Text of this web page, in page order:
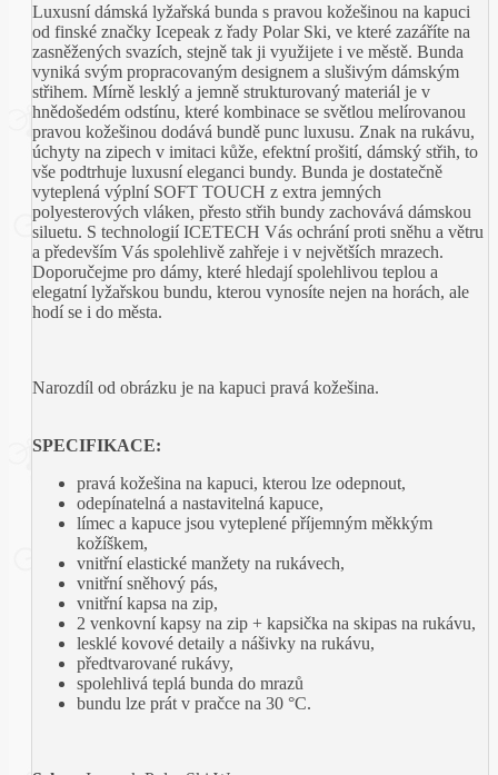
Luxusní dámská lyžařská bunda s pravou kožešinou na kapuci
od finské značky Icepeak z řady Polar Ski, ve které zazáříte na
zasněžených svazích, stejně tak ji využijete i ve městě. Bunda
vyniká svým propracovaným designem a slušivým dámským
střihem. Mírně lesklý a jemně strukturovaný materiál je v
hnědošedém odstínu, které kombinace se světlou melírovanou
pravou kožešinou dodává bundě punc luxusu. Znak na rukávu,
úchyty na zipech v imitaci kůže, efektní prošití, dámský střih, to
vše podtrhuje luxusní eleganci bundy. Bunda je dostatečně
vyteplená výplní SOFT TOUCH z extra jemných
polyesterových vláken, přesto střih bundy zachovává dámskou
siluetu. S technologií ICETECH Vás ochrání proti sněhu a větru
a především Vás spolehlivě zahřeje i v největších mrazech.
Doporučejme pro dámy, které hledají spolehlivou teplou a
elegatní lyžařskou bundu, kterou vynosíte nejen na horách, ale
hodí se i do města.
Narozdíl od obrázku je na kapuci pravá kožešina.
SPECIFIKACE:
pravá kožešina na kapuci, kterou lze odepnout,
odepínatelná a nastavitelná kapuce,
límec a kapuce jsou vyteplené příjemným měkkým
kožíškem,
vnitřní elastické manžety na rukávech,
vnitřní sněhový pás,
vnitřní kapsa na zip,
2 venkovní kapsy na zip + kapsička na skipas na rukávu,
lesklé kovové detaily a nášivky na rukávu,
předtvarované rukávy,
spolehlivá teplá bunda do mrazů
bundu lze prát v pračce na 30 °C.